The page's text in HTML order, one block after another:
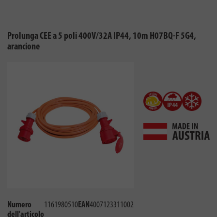
Prolunga CEE a 5 poli 400V/32A IP44, 10m H07BQ-F 5G4,
arancione
Numero
dell'articolo
1161980510EAN4007123311002